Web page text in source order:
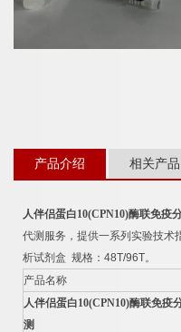
产品介绍 相关产品
人伴侣蛋白10(CPN10)酶联免疫
代测服务，提供一系列实验技术
析试剂盒 规格： 48T/96T。
产品名称
人伴侣蛋白10(CPN10)酶联免疫
测